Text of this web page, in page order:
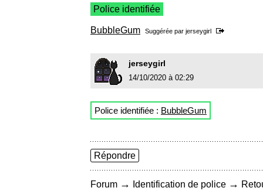
Police identifiée
BubbleGum Suggérée par jerseygirl
jerseygirl
14/10/2020 à 02:29
Police identifiée : BubbleGum
Répondre
Forum → Identification de police →